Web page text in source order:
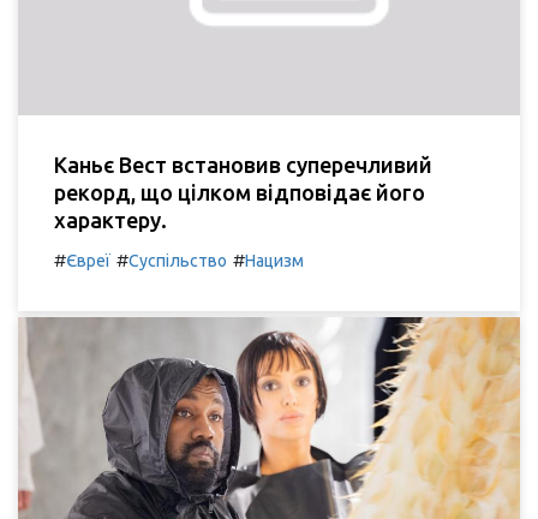
Каньє Вест встановив суперечливий
рекорд, що цілком відповідає його
характеру.
#Євреї #Суспільство #Нацизм